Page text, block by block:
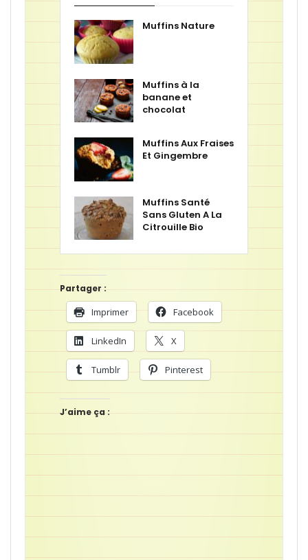
Muffins Nature
Muffins à la
banane et
chocolat
Muffins Aux Fraises
Et Gingembre
Muffins Santé
Sans Gluten A La
Citrouille Bio
Partager :
Imprimer Facebook
LinkedIn X
Tumblr Pinterest
J’aime ça :